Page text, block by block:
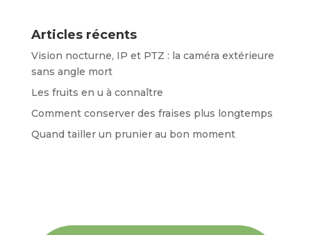
Articles récents
Vision nocturne, IP et PTZ : la caméra extérieure
sans angle mort
Les fruits en u à connaître
Comment conserver des fraises plus longtemps
Quand tailler un prunier au bon moment